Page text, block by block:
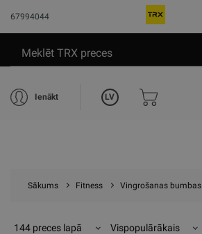
67994044
Ienākt LV
Sākums Fitness Vingrošanas bumbas
144 preces lapā Vispopulārākais